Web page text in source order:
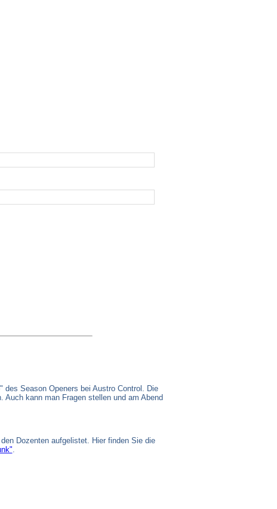
Season Openers bei Austro Control. Die
kann man Fragen stellen und am Abend
Dozenten aufgelistet. Hier finden Sie die